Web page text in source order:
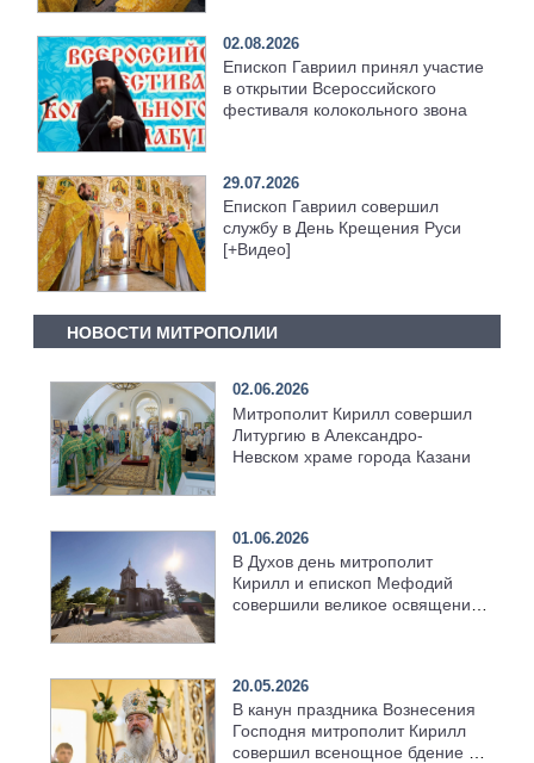
02.08.2026
Епископ Гавриил принял участие
в открытии Всероссийского
фестиваля колокольного звона
29.07.2026
Епископ Гавриил совершил
службу в День Крещения Руси
[+Видео]
НОВОСТИ МИТРОПОЛИИ
02.06.2026
Митрополит Кирилл совершил
Литургию в Александро-
Невском храме города Казани
01.06.2026
В Духов день митрополит
Кирилл и епископ Мефодий
совершили великое освящение
20.05.2026
В канун праздника Вознесения
Господня митрополит Кирилл
совершил всенощное бдение в